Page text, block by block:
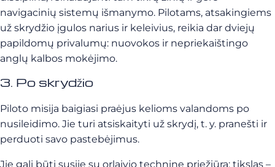
navigacinių sistemų išmanymo. Pilotams, atsakingiems
už skrydžio įgulos narius ir keleivius, reikia dar dviejų
papildomų privalumų: nuovokos ir nepriekaištingo
anglų kalbos mokėjimo.
3. Po skrydžio
Piloto misija baigiasi praėjus kelioms valandoms po
nusileidimo. Jie turi atsiskaityti už skrydį, t. y. pranešti ir
perduoti savo pastebėjimus.
Jie gali būti susiję su orlaivio technine priežiūra: tikslas –